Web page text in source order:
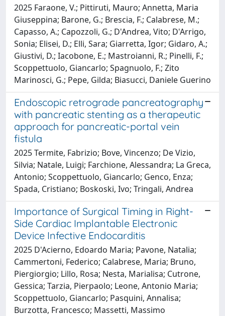
2025 Faraone, V.; Pittiruti, Mauro; Annetta, Maria
Giuseppina; Barone, G.; Brescia, F.; Calabrese, M.;
Capasso, A.; Capozzoli, G.; D'Andrea, Vito; D'Arrigo,
Sonia; Elisei, D.; Elli, Sara; Giarretta, Igor; Gidaro, A.;
Giustivi, D.; Iacobone, E.; Mastroianni, R.; Pinelli, F.;
Scoppettuolo, Giancarlo; Spagnuolo, F.; Zito
Marinosci, G.; Pepe, Gilda; Biasucci, Daniele Guerino
Endoscopic retrograde pancreatography
with pancreatic stenting as a therapeutic
approach for pancreatic-portal vein
fistula
2025 Termite, Fabrizio; Bove, Vincenzo; De Vizio,
Silvia; Natale, Luigi; Farchione, Alessandra; La Greca,
Antonio; Scoppettuolo, Giancarlo; Genco, Enza;
Spada, Cristiano; Boskoski, Ivo; Tringali, Andrea
Importance of Surgical Timing in Right-
Side Cardiac Implantable Electronic
Device Infective Endocarditis
2025 D'Acierno, Edoardo Maria; Pavone, Natalia;
Cammertoni, Federico; Calabrese, Maria; Bruno,
Piergiorgio; Lillo, Rosa; Nesta, Marialisa; Cutrone,
Gessica; Tarzia, Pierpaolo; Leone, Antonio Maria;
Scoppettuolo, Giancarlo; Pasquini, Annalisa;
Burzotta, Francesco; Massetti, Massimo